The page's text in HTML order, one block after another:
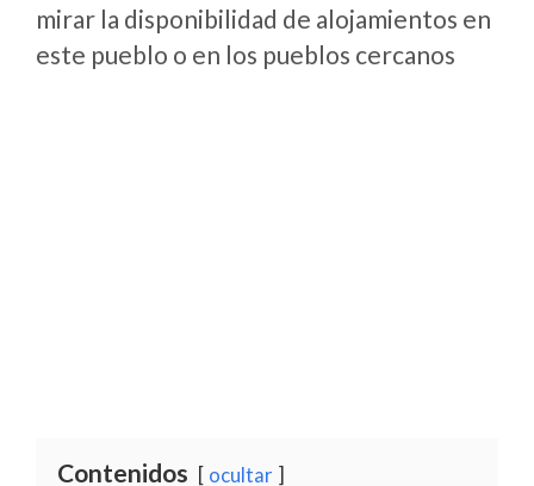
mirar la disponibilidad de alojamientos en
este pueblo o en los pueblos cercanos
Contenidos ocultar